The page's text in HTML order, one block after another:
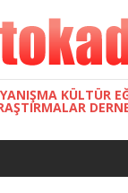
KÜLTÜR